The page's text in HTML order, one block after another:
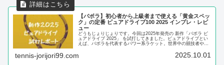
【バボラ】初心者から上級者まで使える「黄金スペッ
ク」の定番 ピュアドライブ100 2025 インプレ・レビ
ュー
どうもじょりじょりです。今回は2025年発売の 新作「バボラ ピ
ュアドライブ 2025」 を試打してきました。ピュアドライブとい
えば、バボラを代表するパワー系ラケット。世界中の競技者やジ
tennis-jorijori99.com 2025.10.01